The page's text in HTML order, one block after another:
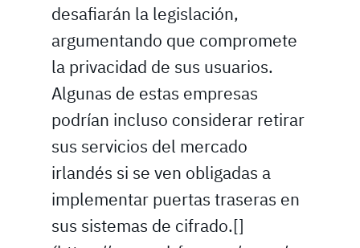
desafiarán la legislación,
argumentando que compromete
la privacidad de sus usuarios.
Algunas de estas empresas
podrían incluso considerar retirar
sus servicios del mercado
irlandés si se ven obligadas a
implementar puertas traseras en
sus sistemas de cifrado.[]